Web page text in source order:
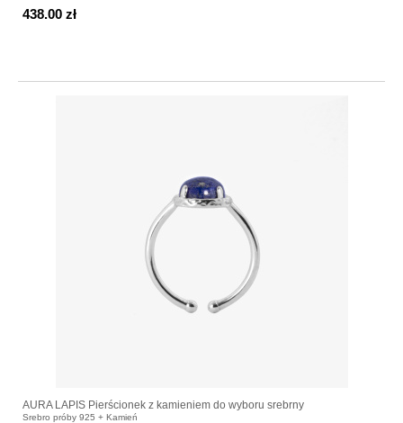
438.00 zł
AURA LAPIS Pierścionek z kamieniem do wyboru srebrny
Srebro próby 925 + Kamień